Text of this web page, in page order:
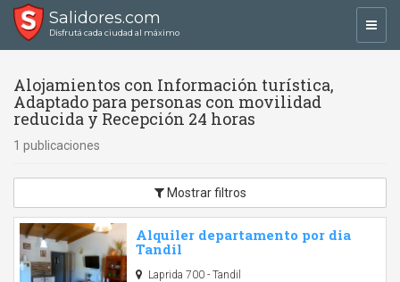
Salidores.com
Disfrutá cada ciudad al máximo
Alojamientos con Información turística,
Adaptado para personas con movilidad
reducida y Recepción 24 horas
1 publicaciones
Mostrar filtros
Alquiler departamento por dia
Tandil
Laprida 700 - Tandil